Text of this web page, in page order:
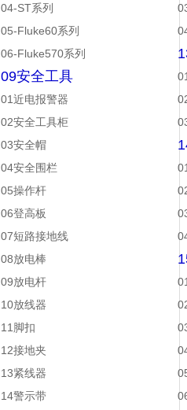
04-ST系列
05-Fluke60系列
06-Fluke570系列
09安全工具
01近电报警器
02安全工具柜
03安全帽
04安全围栏
05操作杆
06登高板
07短路接地线
08放电棒
09放电杆
10放线器
11脚扣
12接地夹
13紧线器
14警示带